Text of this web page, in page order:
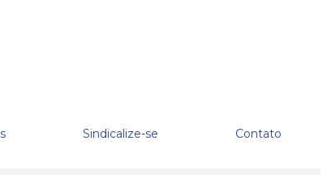
Sindicalize-se Contato